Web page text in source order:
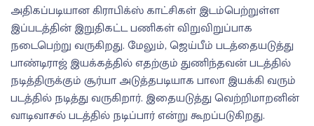
அதிகப்படியான கிராபிக்ஸ் காட்சிகள் இடம்பெற்றுள்ள
இப்படத்தின் இறுதிகட்ட பணிகள் விறுவிறுப்பாக
நடைபெற்று வருகிறது. மேலும், ஜெய்பீம் படத்தையடுத்து
பாண்டிராஜ் இயக்கத்தில் எதற்கும் துணிந்தவன் படத்தில்
நடித்திருக்கும் சூர்யா அடுத்தபடியாக பாலா இயக்கி வரும்
படத்தில் நடித்து வருகிறார். இதையடுத்து வெற்றிமாறனின்
வாடிவாசல் படத்தில் நடிப்பார் என்று கூறப்படுகிறது.